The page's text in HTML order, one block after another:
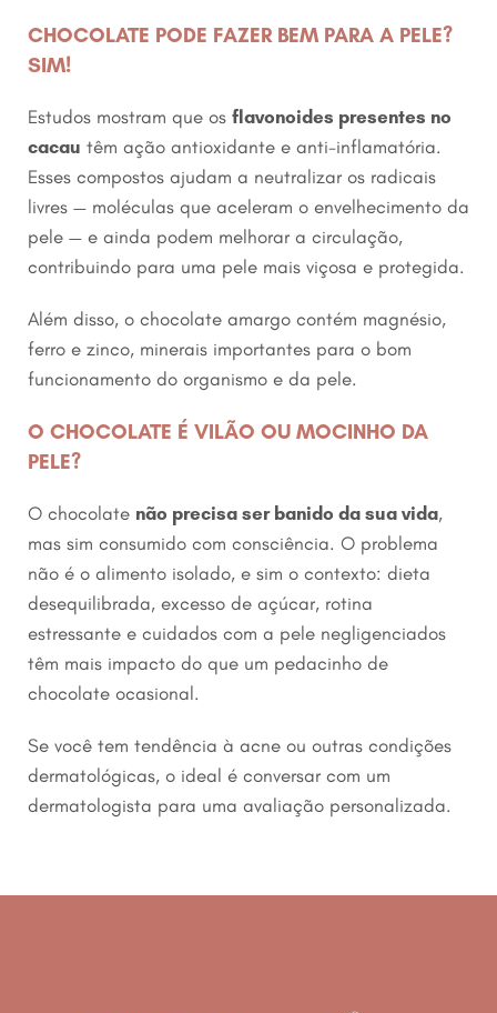
CHOCOLATE PODE FAZER BEM PARA A PELE?
SIM!
Estudos mostram que os flavonoides presentes no
cacau têm ação antioxidante e anti-inflamatória.
Esses compostos ajudam a neutralizar os radicais
livres — moléculas que aceleram o envelhecimento da
pele — e ainda podem melhorar a circulação,
contribuindo para uma pele mais viçosa e protegida.
Além disso, o chocolate amargo contém magnésio,
ferro e zinco, minerais importantes para o bom
funcionamento do organismo e da pele.
O CHOCOLATE É VILÃO OU MOCINHO DA
PELE?
O chocolate não precisa ser banido da sua vida,
mas sim consumido com consciência. O problema
não é o alimento isolado, e sim o contexto: dieta
desequilibrada, excesso de açúcar, rotina
estressante e cuidados com a pele negligenciados
têm mais impacto do que um pedacinho de
chocolate ocasional.
Se você tem tendência à acne ou outras condições
dermatológicas, o ideal é conversar com um
dermatologista para uma avaliação personalizada.